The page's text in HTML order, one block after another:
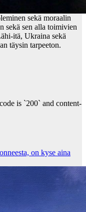
sekä moraalin
sekä sen alla toimivien
itä, Ukraina sekä
täysin tarpeeton.
is `200` and content-
on kyse aina